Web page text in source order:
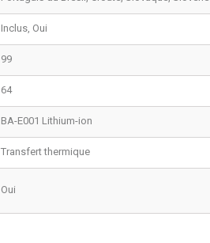
Inclus, Oui
99
64
BA-E001 Lithium-ion
Transfert thermique
Oui